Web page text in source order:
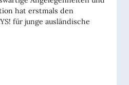
hat erstmals den
für junge ausländische